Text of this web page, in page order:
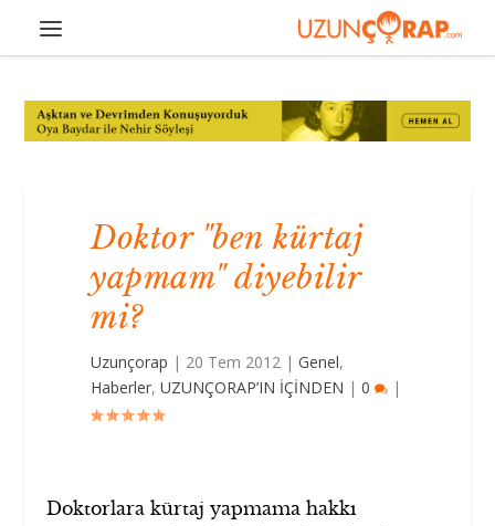
Doktor "ben kürtaj
yapmam" diyebilir
mi?
Uzunçorap | 20 Tem 2012 |Genel,
Haberler,UZUNÇORAP’IN İÇİNDEN |0 |
Doktorlara kürtaj yapmama hakkı